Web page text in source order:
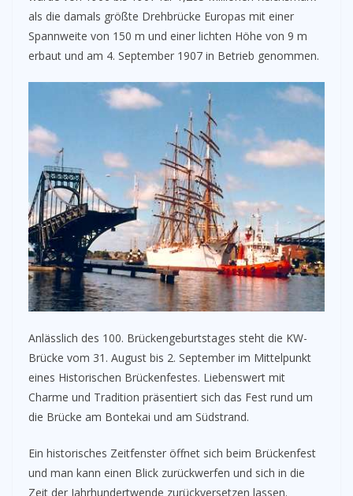
als die damals größte Drehbrücke Europas mit einer
Spannweite von 150 m und einer lichten Höhe von 9 m
erbaut und am 4. September 1907 in Betrieb genommen.
Anlässlich des 100. Brückengeburtstages steht die KW-
Brücke vom 31. August bis 2. September im Mittelpunkt
eines Historischen Brückenfestes. Liebenswert mit
Charme und Tradition präsentiert sich das Fest rund um
die Brücke am Bontekai und am Südstrand.
Ein historisches Zeitfenster öffnet sich beim Brückenfest
und man kann einen Blick zurückwerfen und sich in die
Zeit der Jahrhundertwende zurückversetzen lassen.